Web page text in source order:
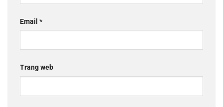
Email *
Trang web